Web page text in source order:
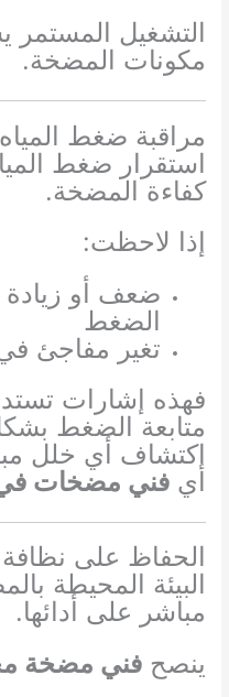
التشغيل
مكونات المضخة.
مراقبة ضغط
استقرار ضغط
كفاءة المضخة.
إذا لاحظت:
ضعف أو زيادة
الضغط
تغير مفاجئ
فهذه إشارات
متابعة الضغط
اكتشاف أي خلل
أيفني مضخات
الحفاظ على
البيئة المحيطة
مباشر على أدائها.
ينصحفني مضخة